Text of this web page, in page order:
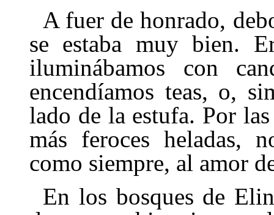
A fuer de honrado,
se estaba muy bien.
iluminábamos con
encendíamos teas, o,
lado de la estufa. Por
más feroces heladas,
como siempre, al amor
En los bosques de